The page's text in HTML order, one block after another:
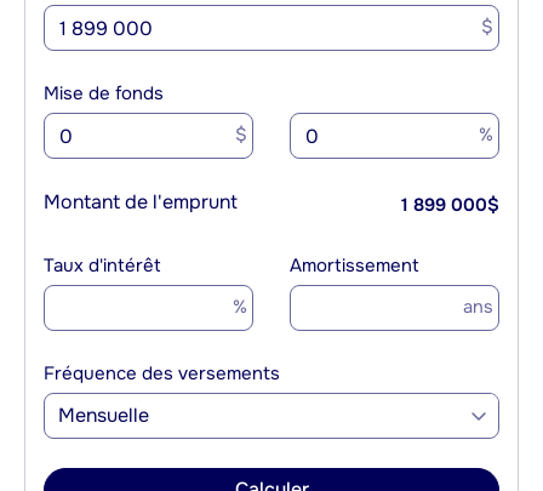
$
Mise de fonds
$ %
Montant de l'emprunt 1 899 000$
Taux d'intérêt
%
Amortissement
ans
Fréquence des versements
Mensuelle